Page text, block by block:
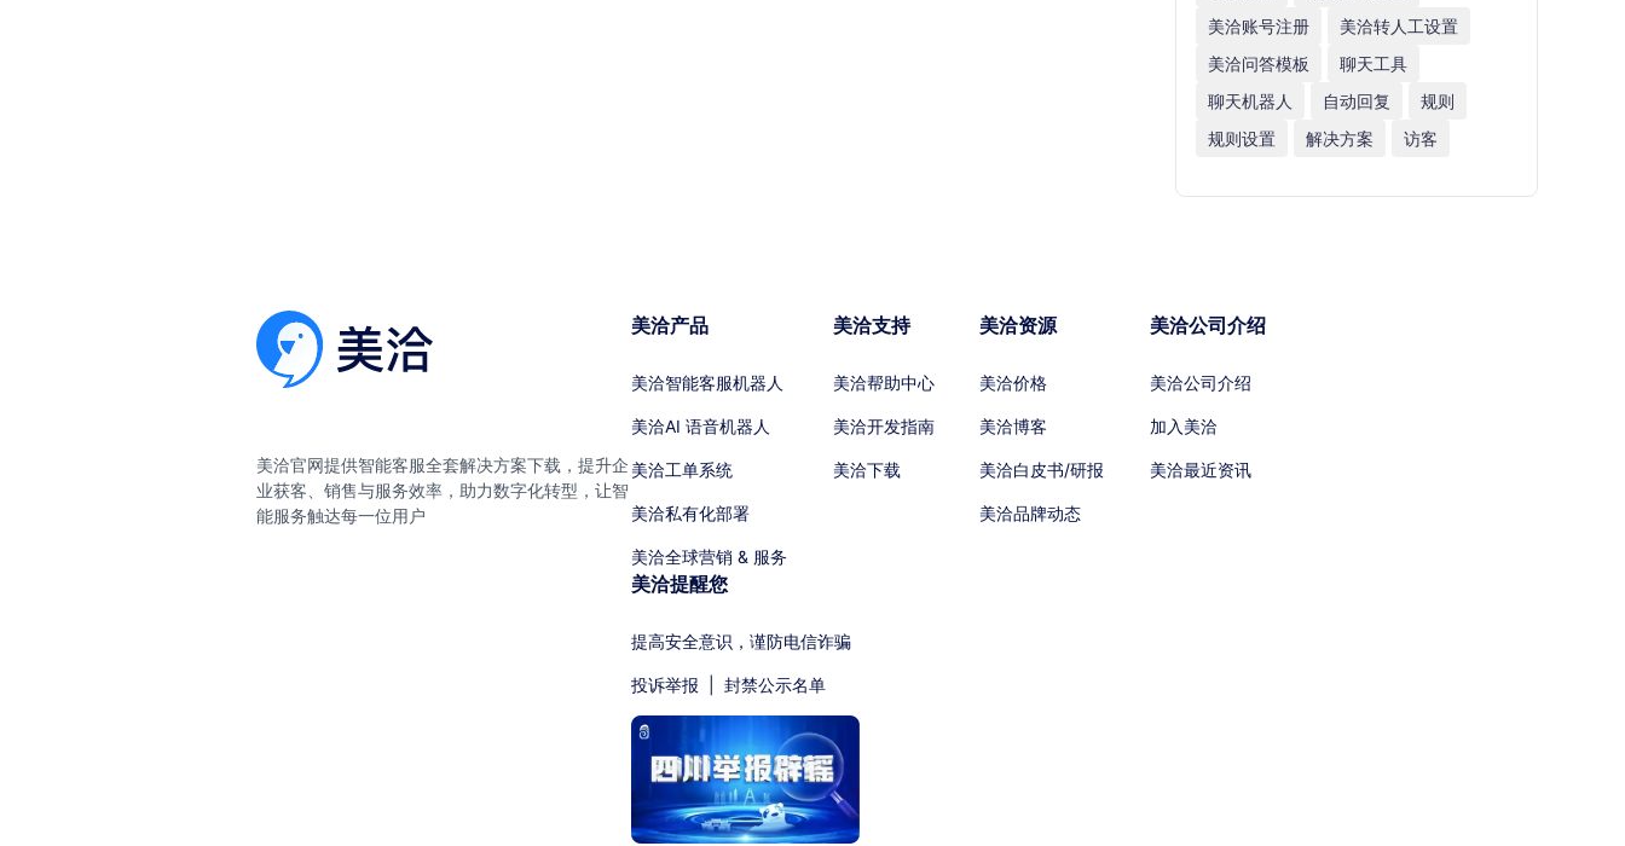
美洽账号注册
美洽转人工设置
美洽问答模板
聊天工具
聊天机器人
自动回复
规则
规则设置
解决方案 访客
美洽官网提供智能客服全套解决方案下载，提升企
业获客、销售与服务效率，助力数字化转型，让智
能服务触达每一位用户
美洽产品
美洽智能客服机器人
美洽AI 语音机器人
美洽工单系统
美洽私有化部署
美洽全球营销 & 服务
美洽支持
美洽帮助中心
美洽开发指南
美洽下载
美洽资源
美洽价格
美洽博客
美洽白皮书/研报
美洽品牌动态
美洽公司介绍
美洽公司介绍
加入美洽
美洽最近资讯
美洽提醒您
提高安全意识，谨防电信诈骗
投诉举报 封禁公示名单